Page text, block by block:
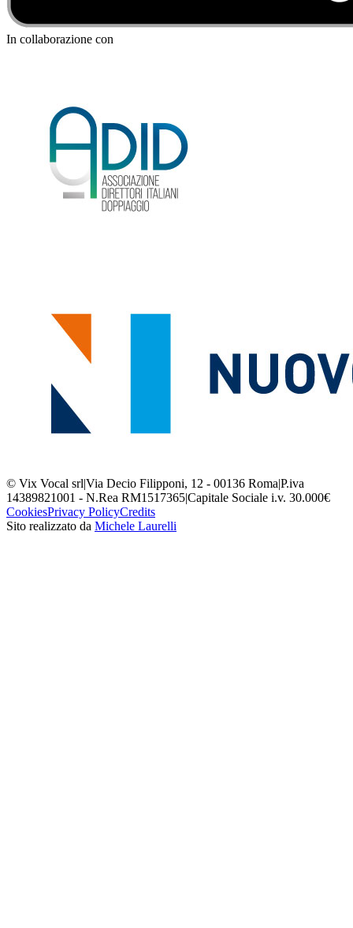
In collaborazione con
© Vix Vocal srl|Via Decio Filipponi, 12 - 00136 Roma|P.iva
14389821001 - N.Rea RM1517365|Capitale Sociale i.v. 30.000€
CookiesPrivacy PolicyCredits
Sito realizzato da Michele Laurelli